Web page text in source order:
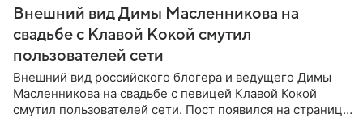
Внешний вид Димы Масленникова на
свадьбе с Клавой Кокой смутил
пользователей сети
Внешний вид российского блогера и ведущего Димы
Масленникова на свадьбе с певицей Клавой Кокой
смутил пользователей сети. Пост появился на странице